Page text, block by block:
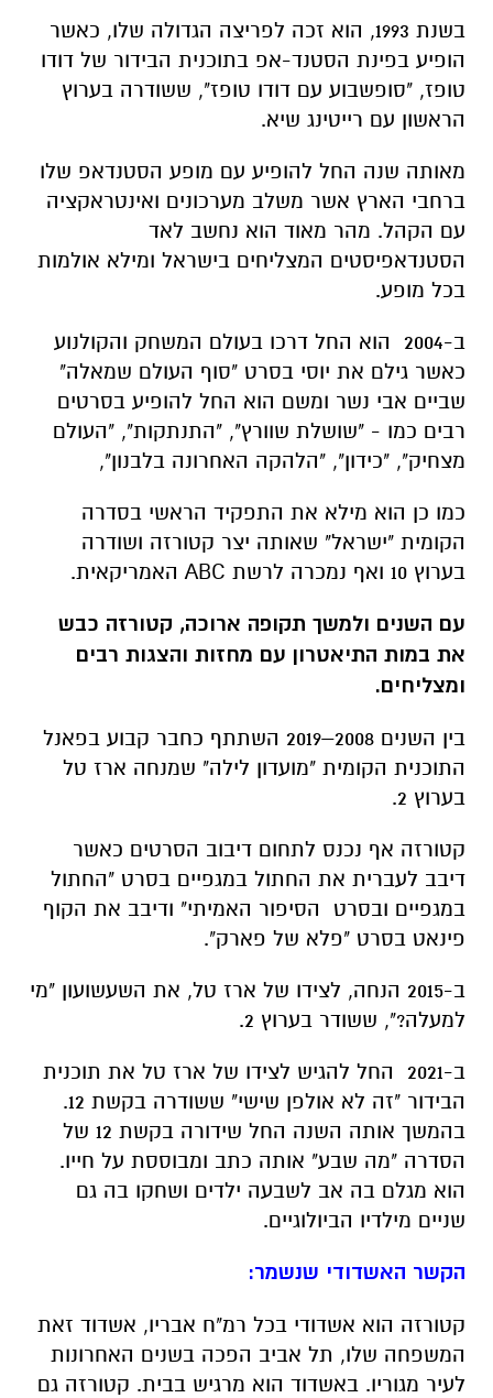
בשנת 1993, הוא זכה לפריצה הגדולה שלו, כאשר
הופיע בפינת הסטנד-אפ בתוכנית הבידור של דודו
טופז, "סופשבוע עם דודו טופז", ששודרה בערוץ
הראשון עם רייטינג שיא.
מאותה שנה החל להופיע עם מופע הסטנדאפ שלו
ברחבי הארץ אשר משלב מערכונים ואינטראקציה
עם הקהל. מהר מאוד הוא נחשב לאד
הסטנדאפיסטים המצליחים בישראל ומילא אולמות
בכל מופע.
ב-2004 הוא החל דרכו בעולם המשחק והקולנוע
כאשר גילם את יוסי בסרט "סוף העולם שמאלה"
שביים אבי נשר ומשם הוא החל להופיע בסרטים
רבים כמו - "שושלת שוורץ", "התנתקות", "העולם
מצחיק", "כידון", "הלהקה האחרונה בלבנון",
כמו כן הוא מילא את התפקיד הראשי בסדרה
הקומית "ישראל" שאותה יצר קטורזה ושודרה
בערוץ 10 ואף נמכרה לרשת
ABC האמריקאית.
עם השנים ולמשך תקופה ארוכה, קטורזה כבש
את במות התיאטרון עם מחזות והצגות רבים
ומצליחים.
בין השנים 2008–2019 השתתף כחבר קבוע בפאנל
התוכנית הקומית "מועדון לילה" שמנחה ארז טל
בערוץ 2.
קטורזה אף נכנס לתחום דיבוב הסרטים כאשר
דיבב לעברית את החתול במגפיים בסרט "החתול
במגפיים ובסרט הסיפור האמיתי" ודיבב את הקוף
פינאט בסרט "פלא של פארק".
ב-2015 הנחה, לצידו של ארז טל, את השעשועון "מי
למעלה?", ששודר בערוץ 2.
ב-2021 החל להגיש לצידו של ארז טל את תוכנית
הבידור "זה לא אולפן שישי" ששודרה בקשת 12.
בהמשך אותה השנה החל שידורה בקשת 12 של
הסדרה "מה שבע" אותה כתב ומבוססת על חייו.
הוא מגלם בה אב לשבעה ילדים ושחקו בה גם
שניים מילדיו הביולוגיים.
הקשר האשדודי שנשמר:
קטורזה הוא אשדודי בכל רמ"ח אבריו, אשדוד זאת
המשפחה שלו, תל אביב הפכה בשנים האחרונות
לעיר מגוריו. באשדוד הוא מרגיש בבית. קטורזה גם